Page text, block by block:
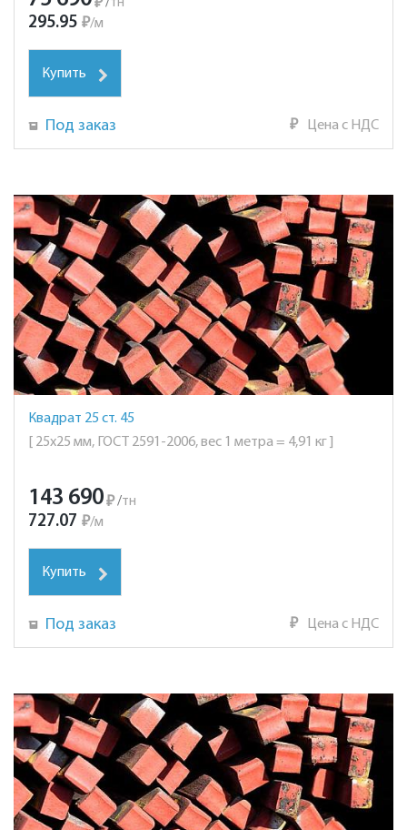
₽ / тн
295.95 ₽/м
Купить
Под заказ ₽ Цена с НДС
Квадрат 25 ст. 45
[ 25х25 мм, ГОСТ 2591-2006, вес 1 метра = 4,91 кг ]
143 690₽ /тн
727.07 ₽/м
Купить
Под заказ ₽ Цена с НДС